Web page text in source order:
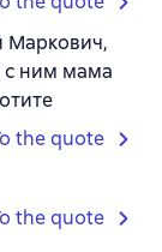
Маркович,
с ним мама
the quote
the quote